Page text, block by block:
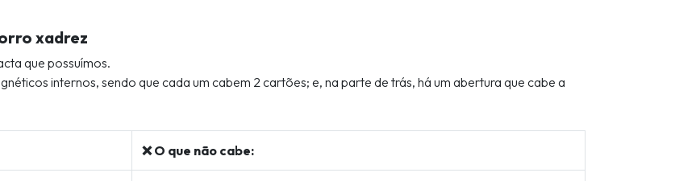
xadrez
que possuímos.
internos, sendo que cada um cabem 2 cartões; e, na parte de trás, há um abertura que cabe a
❌ O que não cabe: